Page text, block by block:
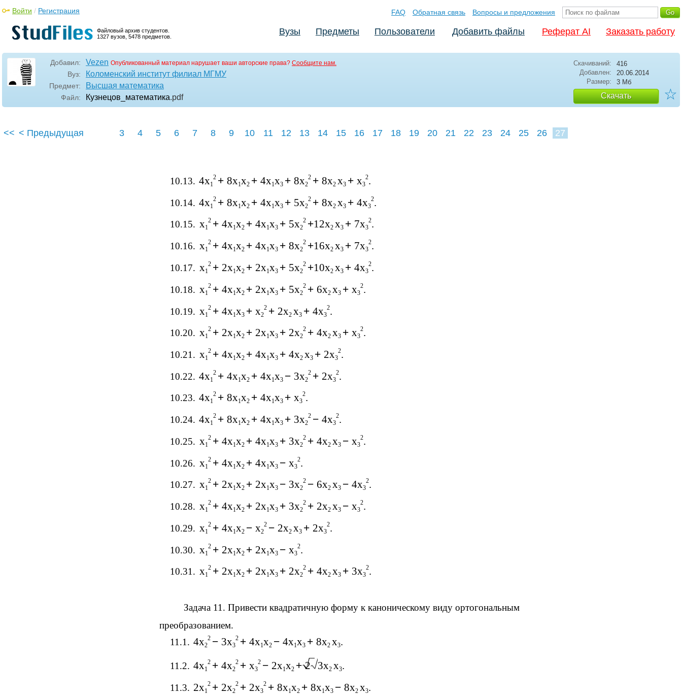
Файловый архив студентов.
1327 вузов, 5478 предметов.
Войти / Регистрация FAQ Обратная связь Вопросы и предложения
Вузы Предметы Пользователи Добавить файлы Реферат AI Заказать работу
Добавил: Vezen Опубликованный материал нарушает ваши авторские права? Сообщите нам.
Вуз: Коломенский институт филиал МГМУ
Предмет: Высшая математика
Файл: Кузнецов_математика.pdf
Скачиваний:
416
Добавлен:
20.06.2014
Размер:
3 Мб
Скачать ☆
<< < Предыдущая 3 4 5 6 7 8 9 10 11 12 13 14 15 16 17 18 19 20 21 22 23 24 25 26 27
10.13. 4x1
2 + 8x1x2 + 4x1x3 + 8x2
2 + 8x2 x3 + x3
2.
10.14. 4x1
2 + 8x1x2 + 4x1x3 + 5x2
2 + 8x2 x3 + 4x3
2.
10.15. x1
2 + 4x1x2 + 4x1x3 + 5x2
2 +12x2 x3 + 7x3
2.
10.16. x1
2 + 4x1x2 + 4x1x3 + 8x2
2 +16x2 x3 + 7x3
2.
10.17. x1
2 + 2x1x2 + 2x1x3 + 5x2
2 +10x2 x3 + 4x3
2.
10.18. x1
2 + 4x1x2 + 2x1x3 + 5x2
2 + 6x2 x3 + x3
2.
10.19. x1
2 + 4x1x3 + x2
2 + 2x2 x3 + 4x3
2.
10.20. x1
2 + 2x1x2 + 2x1x3 + 2x2
2 + 4x2 x3 + x3
2.
10.21. x1
2 + 4x1x2 + 4x1x3 + 4x2 x3 + 2x3
2.
10.22. 4x1
2 + 4x1x2 + 4x1x3 − 3x2
2 + 2x3
2.
10.23. 4x1
2 + 8x1x2 + 4x1x3 + x3
2.
10.24. 4x1
2 + 8x1x2 + 4x1x3 + 3x2
2 − 4x3
2.
10.25. x1
2 + 4x1x2 + 4x1x3 + 3x2
2 + 4x2 x3 − x3
2.
10.26. x1
2 + 4x1x2 + 4x1x3 − x3
2.
10.27. x1
2 + 2x1x2 + 2x1x3 − 3x2
2 − 6x2 x3 − 4x3
2.
10.28. x1
2 + 4x1x2 + 2x1x3 + 3x2
2 + 2x2 x3 − x3
2.
10.29. x1
2 + 4x1x2 − x2
2 − 2x2 x3 + 2x3
2.
10.30. x1
2 + 2x1x2 + 2x1x3 − x3
2.
10.31. x1
2 + 2x1x2 + 2x1x3 + 2x2
2 + 4x2 x3 + 3x3
2.
Задача 11. Привести квадратичную форму к каноническому виду ортогональным
преобразованием.
11.1. 4x2
2 − 3x3
2 + 4x1x2 − 4x1x3 + 8x2 x3.
11.2. 4x1
2 + 4x2
2 + x3
2 − 2x1x2 +2 3x2 x3.
11.3. 2x1
2 + 2x2
2 + 2x3
2 + 8x1x2 + 8x1x3 − 8x2 x3.